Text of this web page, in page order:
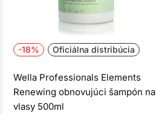
-18% Oficiálna distribúcia
Wella Professionals Elements
Renewing obnovujúci šampón na
vlasy 500ml